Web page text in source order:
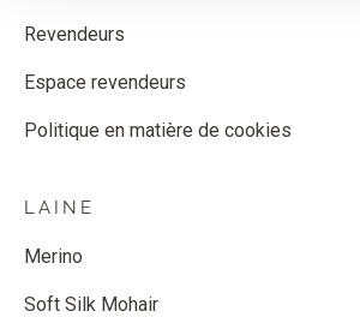
Revendeurs
Espace revendeurs
Politique en matière de cookies
LAINE
Merino
Soft Silk Mohair